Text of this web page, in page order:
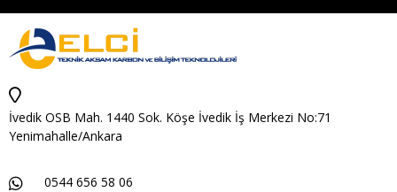
İvedik OSB Mah. 1440 Sok. Köşe İvedik İş Merkezi No:71
Yenimahalle/Ankara
0544 656 58 06